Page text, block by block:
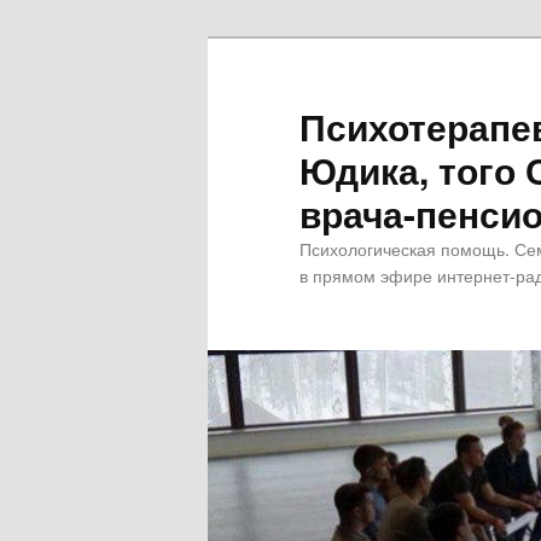
Юдика, того
врача-
Психологическая помощь.
в прямом эфире интернет-